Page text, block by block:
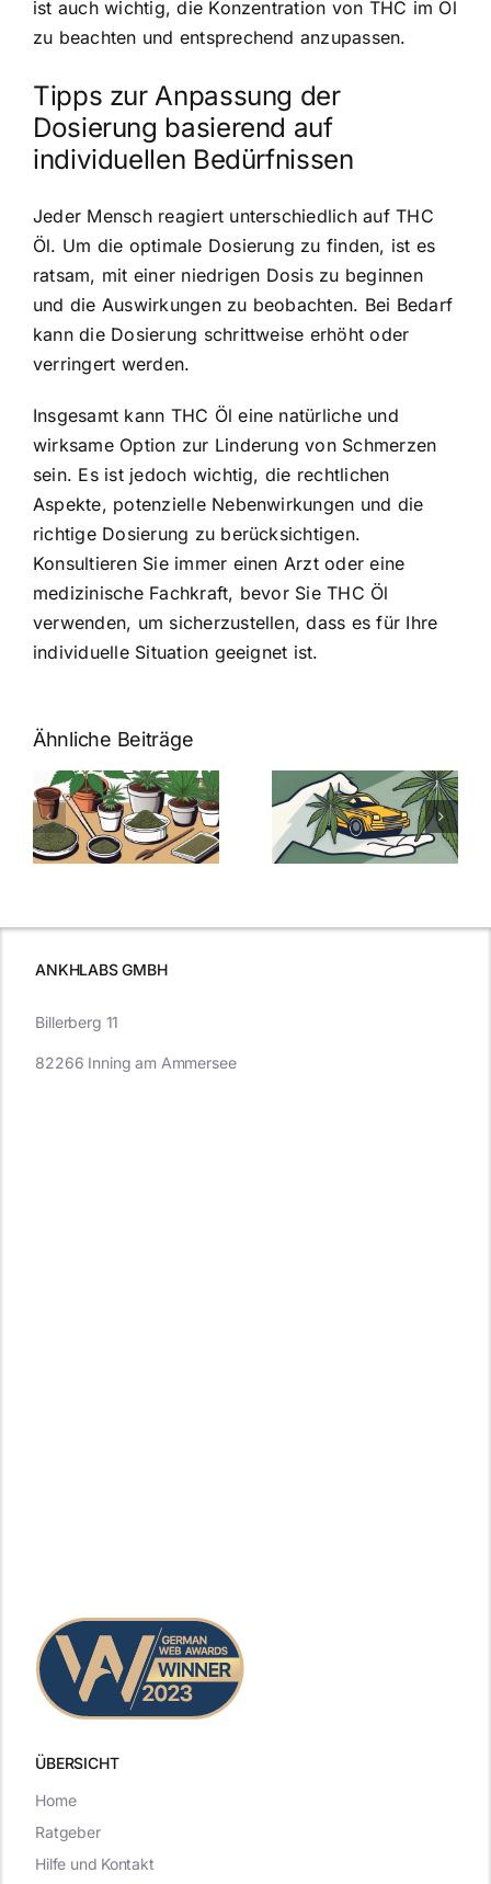
ist auch wichtig, die Konzentration von THC im Öl
zu beachten und entsprechend anzupassen.
Tipps zur Anpassung der
Dosierung basierend auf
individuellen Bedürfnissen
Jeder Mensch reagiert unterschiedlich auf THC
Öl. Um die optimale Dosierung zu finden, ist es
ratsam, mit einer niedrigen Dosis zu beginnen
und die Auswirkungen zu beobachten. Bei Bedarf
kann die Dosierung schrittweise erhöht oder
verringert werden.
Insgesamt kann THC Öl eine natürliche und
wirksame Option zur Linderung von Schmerzen
sein. Es ist jedoch wichtig, die rechtlichen
Aspekte, potenzielle Nebenwirkungen und die
richtige Dosierung zu berücksichtigen.
Konsultieren Sie immer einen Arzt oder eine
medizinische Fachkraft, bevor Sie THC Öl
verwenden, um sicherzustellen, dass es für Ihre
individuelle Situation geeignet ist.
Ähnliche Beiträge
Neue THC-
Grenzwert-
Regelung:
Was Sie über
Cannabis und
müssen
Cannabis
Samen
kaufen: Alles
was Sie
ANKHLABS GMBH
ÜBERSICHT
Billerberg 11
82266 Inning am Ammersee
Home
Ratgeber
Hilfe und Kontakt